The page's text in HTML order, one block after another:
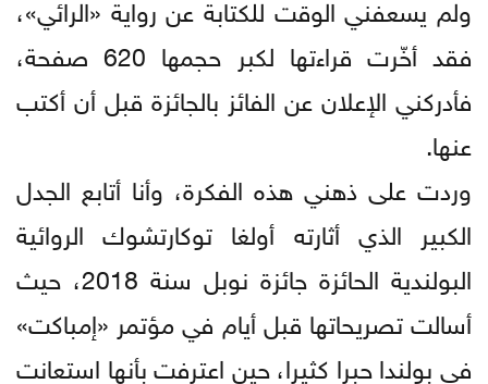
فقد أخّرت قراءتها لكبر حجمها 620 صفحة،
فأدركني الإعلان عن الفائز بالجائزة قبل أن أكتب
عنها.
وردت على ذهني هذه الفكرة، وأنا أتابع الجدل
الكبير الذي أثارته أولغا توكارتشوك الروائية
البولندية الحائزة جائزة نوبل سنة 2018، حيث
أسالت تصريحاتها قبل أيام في مؤتمر «إمباكت»
في بولندا حبرا كثيرا، حين اعترفت بأنها استعانت